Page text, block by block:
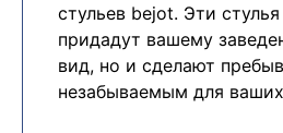
стульев bejot. Эти
придадут вашему
вид, но и сделают
незабываемым для